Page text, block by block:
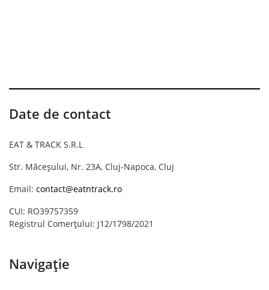
Date de contact
EAT & TRACK S.R.L
Str. Măceșului, Nr. 23A, Cluj-Napoca, Cluj
Email: contact@eatntrack.ro
CUI: RO39757359
Registrul Comerțului: J12/1798/2021
Navigație